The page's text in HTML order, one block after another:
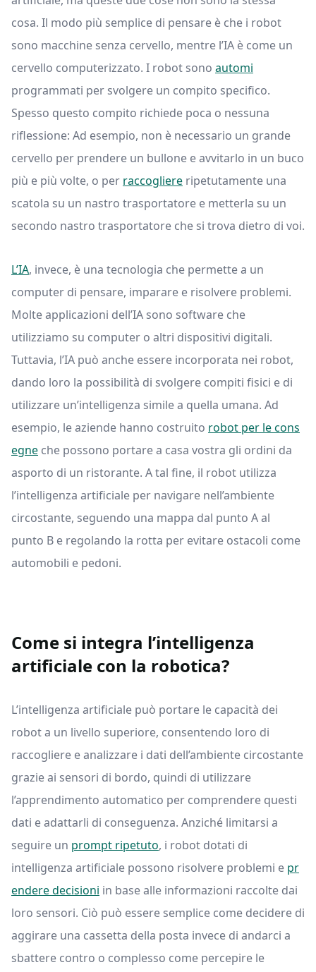
cosa. Il modo più semplice di pensare è che i robot
sono macchine senza cervello, mentre l’IA è come un
cervello computerizzato. I robot sono automi
programmati per svolgere un compito specifico.
Spesso questo compito richiede poca o nessuna
riflessione: Ad esempio, non è necessario un grande
cervello per prendere un bullone e avvitarlo in un buco
più e più volte, o per raccogliere ripetutamente una
scatola su un nastro trasportatore e metterla su un
secondo nastro trasportatore che si trova dietro di voi.
L’IA, invece, è una tecnologia che permette a un
computer di pensare, imparare e risolvere problemi.
Molte applicazioni dell’IA sono software che
utilizziamo su computer o altri dispositivi digitali.
Tuttavia, l’IA può anche essere incorporata nei robot,
dando loro la possibilità di svolgere compiti fisici e di
utilizzare un’intelligenza simile a quella umana. Ad
esempio, le aziende hanno costruito robot per le cons
egne che possono portare a casa vostra gli ordini da
asporto di un ristorante. A tal fine, il robot utilizza
l’intelligenza artificiale per navigare nell’ambiente
circostante, seguendo una mappa dal punto A al
punto B e regolando la rotta per evitare ostacoli come
automobili e pedoni.
Come si integra l’intelligenza
artificiale con la robotica?
L’intelligenza artificiale può portare le capacità dei
robot a un livello superiore, consentendo loro di
raccogliere e analizzare i dati dell’ambiente circostante
grazie ai sensori di bordo, quindi di utilizzare
l’apprendimento automatico per comprendere questi
dati e adattarli di conseguenza. Anziché limitarsi a
seguire un prompt ripetuto, i robot dotati di
intelligenza artificiale possono risolvere problemi e pr
endere decisioni in base alle informazioni raccolte dai
loro sensori. Ciò può essere semplice come decidere di
aggirare una cassetta della posta invece di andarci a
sbattere contro o complesso come percepire le